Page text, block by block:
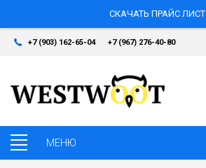
СКАЧАТЬ ПРАЙС ЛИСТ
+7 (903) 162-65-04 +7 (967) 276-40-80